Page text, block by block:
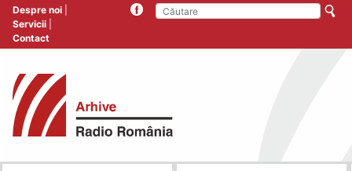
Despre noi
Servicii
Contact